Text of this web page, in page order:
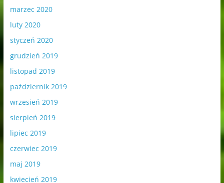
marzec 2020
luty 2020
styczeń 2020
grudzień 2019
listopad 2019
październik 2019
wrzesień 2019
sierpień 2019
lipiec 2019
czerwiec 2019
maj 2019
kwiecień 2019